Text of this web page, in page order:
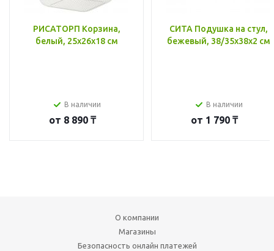
РИСАТОРП Корзина,
белый, 25x26x18 см
В наличии
от 8 890 ₸
СИТА Подушка на стул,
бежевый, 38/35x38x2 см
В наличии
от 1 790 ₸
О компании
Магазины
Безопасность онлайн платежей